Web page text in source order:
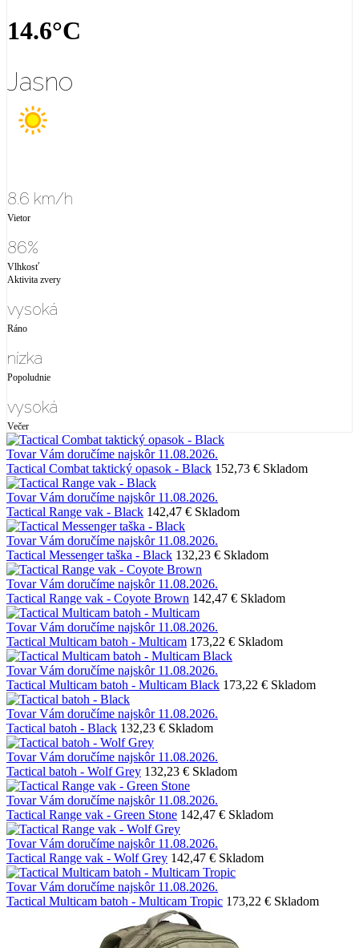
14.6°C
Jasno
8.6 km/h
Vietor
86%
Vlhkosť
Aktivita zvery
vysoká
Ráno
nízka
Popoludnie
vysoká
Večer
Tovar Vám doručíme najskôr 11.08.2026.
Tactical Combat taktický opasok - Black 152,73 € Skladom
Tovar Vám doručíme najskôr 11.08.2026.
Tactical Range vak - Black 142,47 € Skladom
Tovar Vám doručíme najskôr 11.08.2026.
Tactical Messenger taška - Black 132,23 € Skladom
Tovar Vám doručíme najskôr 11.08.2026.
Tactical Range vak - Coyote Brown 142,47 € Skladom
Tovar Vám doručíme najskôr 11.08.2026.
Tactical Multicam batoh - Multicam 173,22 € Skladom
Tovar Vám doručíme najskôr 11.08.2026.
Tactical Multicam batoh - Multicam Black 173,22 € Skladom
Tovar Vám doručíme najskôr 11.08.2026.
Tactical batoh - Black 132,23 € Skladom
Tovar Vám doručíme najskôr 11.08.2026.
Tactical batoh - Wolf Grey 132,23 € Skladom
Tovar Vám doručíme najskôr 11.08.2026.
Tactical Range vak - Green Stone 142,47 € Skladom
Tovar Vám doručíme najskôr 11.08.2026.
Tactical Range vak - Wolf Grey 142,47 € Skladom
Tovar Vám doručíme najskôr 11.08.2026.
Tactical Multicam batoh - Multicam Tropic 173,22 € Skladom